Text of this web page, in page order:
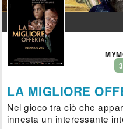
LA MIGLIORE
Nel gioco tra ciò che
innesta un interessante